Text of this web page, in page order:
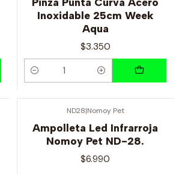
Inoxidable 25cm Week
Aqua
$3.350
Cantidad
ND28|Nomoy Pet
Ampolleta Led Infrarroja
Nomoy Pet ND-28.
$6.990